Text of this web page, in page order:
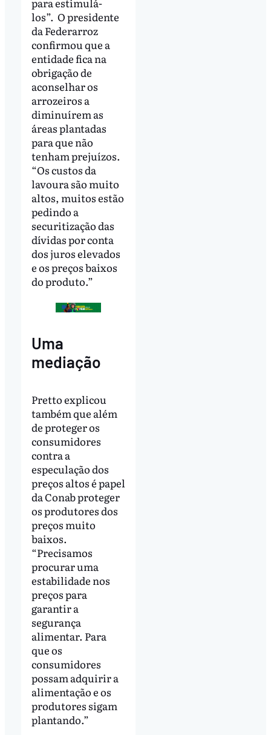
los”. O presidente
da Federarroz
confirmou que a
entidade fica na
obrigação de
aconselhar os
arrozeiros a
diminuírem as
áreas plantadas
para que não
tenham prejuízos.
“Os custos da
lavoura são muito
altos, muitos estão
pedindo a
securitização das
dívidas por conta
dos juros elevados
e os preços baixos
do produto.”
Uma
mediação
Pretto explicou
também que além
de proteger os
consumidores
contra a
especulação dos
preços altos é papel
da Conab proteger
os produtores dos
preços muito
baixos.
“Precisamos
procurar uma
estabilidade nos
preços para
garantir a
segurança
alimentar. Para
que os
consumidores
possam adquirir a
alimentação e os
produtores sigam
plantando.”